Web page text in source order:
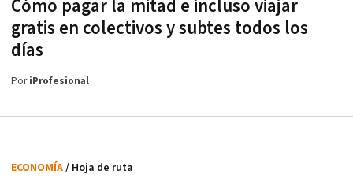
Cómo pagar la mitad e incluso viajar
gratis en colectivos y subtes todos los
días
PoriProfesional
ECONOMÍA/ Hoja de ruta